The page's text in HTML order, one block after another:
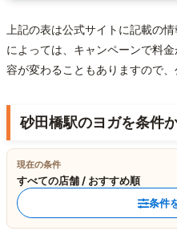
上記の表は公式サイトに記載の
によっては、キャンペーンで料
容が変わることもありますので、
砂田橋駅のヨガを条件
現在の条件
すべての店舗 / おすすめ順
条件